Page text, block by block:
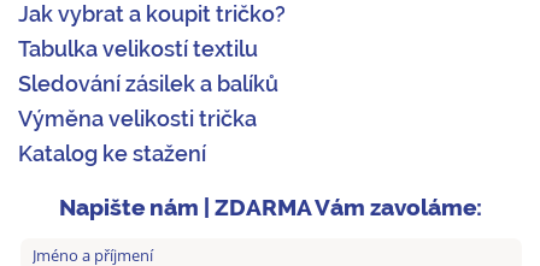
Jak vybrat a koupit tričko?
Tabulka velikostí textilu
Sledování zásilek a balíků
Výměna velikosti trička
Katalog ke stažení
Napište nám | ZDARMA Vám zavoláme: